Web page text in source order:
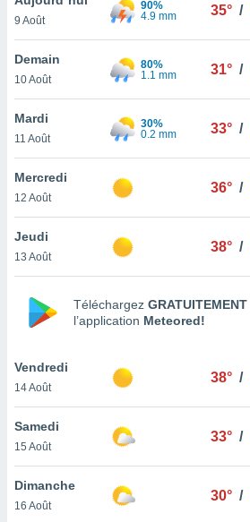
et
»,
au
vous
qu'ils
ou
le
ainsi
un
la
du
9 Août
90%
4.9 mm
35° /
Demain
10 Août
80%
1.1 mm
31° /
Mardi
11 Août
30%
0.2 mm
33° /
Mercredi
12 Août
36° /
Jeudi
13 Août
38° /
Téléchargez GRATUITEMENT
l’application Meteored!
Vendredi
14 Août
38° /
Samedi
15 Août
33° /
Dimanche
16 Août
30° /